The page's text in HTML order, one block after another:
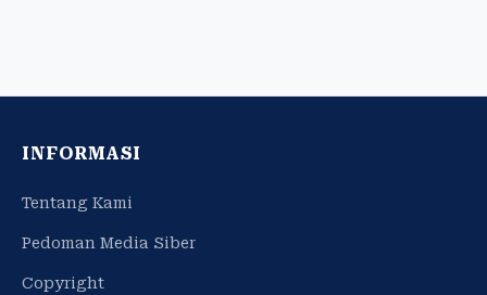
INFORMASI
Tentang Kami
Pedoman Media Siber
Copyright